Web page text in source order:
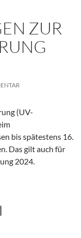
ZUR
(UV-
bis spätestens 16.
Das gilt auch für
2024.